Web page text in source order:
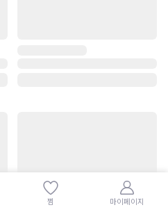
찜 마이페이지